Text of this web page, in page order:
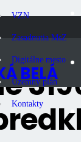
VZN
Zasadnutia MsZ
Digitálne mesto
Územný plán
Kontakty
BELÁ